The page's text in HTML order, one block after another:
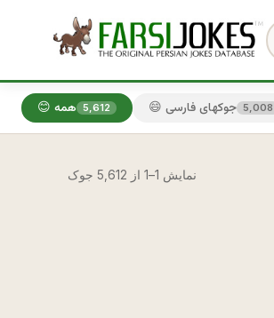
😊 همه 5,612 😄 جوکهای فارسی 5,008
نمایش 1–1 از 5,612 جوک